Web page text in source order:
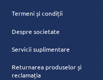
Termeni și condiții
Despre societate
Servicii suplimentare
Returnarea produselor și
reclamația